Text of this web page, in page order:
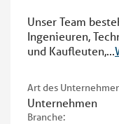
Unser Team
Ingenieuren,
und Kaufleuten,...
Art des
Unternehmen
Branche: